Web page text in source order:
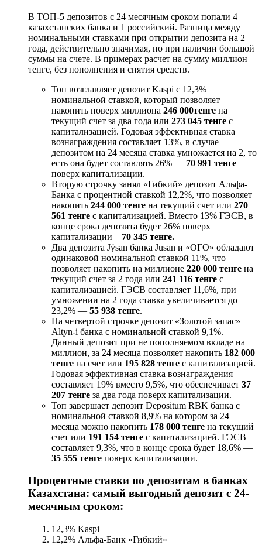
В ТОП-5 депозитов с 24 месячным сроком попали 4
казахстанских банка и 1 российский. Разница между
номинальными ставками при открытии депозита на 2
года, действительно значимая, но при наличии большой
суммы на счете. В примерах расчет на сумму миллион
тенге, без пополнения и снятия средств.
Топ возглавляет депозит Kaspi с 12,3%
номинальной ставкой, который позволяет
накопить поверх миллиона 246 000тенге на
текущий счет за два года или 273 045 тенге с
капитализацией. Годовая эффективная ставка
вознаграждения составляет 13%, в случае
депозитом на 24 месяца ставка умножается на 2, то
есть она будет составлять 26% — 70 991 тенге
поверх капитализации.
Вторую строчку занял «Гибкий» депозит Альфа-
Банка с процентной ставкой 12,2%, что позволяет
накопить 244 000 тенге на текущий счет или 270
561 тенге с капитализацией. Вместо 13% ГЭСВ, в
конце срока депозита будет 26% поверх
капитализации – 70 345 тенге.
Два депозита Jýsan банка Jusan и «ОГО» обладают
одинаковой номинальной ставкой 11%, что
позволяет накопить на миллионе 220 000 тенге на
текущий счет за 2 года или 241 116 тенге с
капитализацией. ГЭСВ составляет 11,6%, при
умножении на 2 года ставка увеличивается до
23,2% — 55 938 тенге.
На четвертой строчке депозит «Золотой запас»
Altyn-i банка с номинальной ставкой 9,1%.
Данный депозит при не пополняемом вкладе на
миллион, за 24 месяца позволяет накопить 182 000
тенге на счет или 195 828 тенге с капитализацией.
Годовая эффективная ставка вознаграждения
составляет 19% вместо 9,5%, что обеспечивает 37
207 тенге за два года поверх капитализации.
Топ завершает депозит Depositum RBK банка с
номинальной ставкой 8,9% на котором за 24
месяца можно накопить 178 000 тенге на текущий
счет или 191 154 тенге с капитализацией. ГЭСВ
составляет 9,3%, что в конце срока будет 18,6% —
35 555 тенге поверх капитализации.
Процентные ставки по депозитам в банках
Казахстана: самый выгодный депозит с 24-
месячным сроком:
12,3% Kaspi
12,2% Альфа-Банк «Гибкий»